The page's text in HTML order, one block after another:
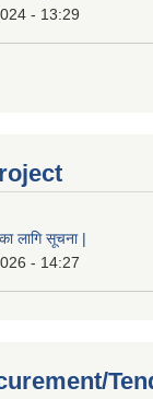
- 13:29
लागि सूचना |
- 14:27